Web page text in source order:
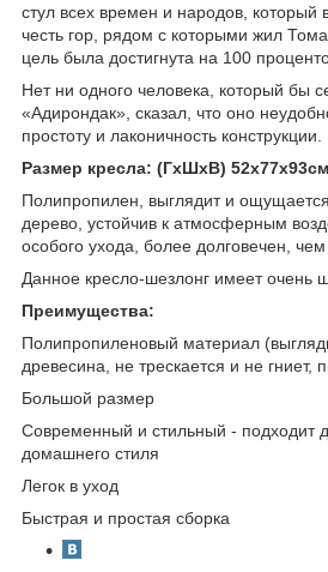
стул всех времен и народов, который
честь гор, рядом с которыми жил
цель была достигнута на 100
Нет ни одного человека, который бы
«Адирондак», сказал, что оно
простоту и лаконичность конструкции.
Размер кресла: (ГхШхВ) 52х77х93см
Полипропилен, выглядит и
дерево, устойчив к атмосферным
особого ухода, более долговечен, чем
Данное кресло-шезлонг имеет очень
Преимущества:
Полипропиленовый материал
древесина, не трескается и не гниет,
Большой размер
Современный и стильный - подходит
домашнего стиля
Легок в уход
Быстрая и простая сборка